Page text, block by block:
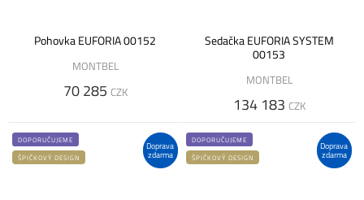
Pohovka EUFORIA 00152
MONTBEL
70 285 CZK
Sedačka EUFORIA SYSTEM
00153
MONTBEL
134 183 CZK
Doprava
zdarma
DOPORUČUJEME
ŠPIČKOVÝ DESIGN
Doprava
zdarma
DOPORUČUJEME
ŠPIČKOVÝ DESIGN